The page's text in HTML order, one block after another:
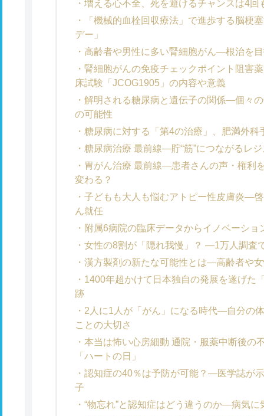
増える心不全、死を避けるチャンスは4
「機械的血栓回収療法」で進歩する脳梗
デー」
高齢者や男性に多い腎細胞がん―根治を
腎細胞がんの免疫チェックポイント阻害
床試験「JCOG1905」の内容や意義
解明される糖尿病と遺伝子の関係―個々
の可能性
糖尿病に対する「第4の治療」、肥満外科
糖尿病治療 最前線―貯“筋”につながるレ
胃がん治療 最前線―患者さんの声・権利
変わる？
子どもも大人も悩むアトピー性皮膚炎―
ん就任
附属6病院の臨床データからイノベーシ
女性の8割が「隠れ我慢」？ ―1万人調査
漢方製剤の新たな可能性とは―高齢者や
1400年超かけて日本独自の発展を遂げた
跡
2人に1人が「がん」になる時代―自分の
ことの大切さ
本当は怖い心房細動 通院・服薬中断後の
「ハートの日」
認知症の40％は予防が可能？―医学誌が
子
“物忘れ”と認知症はどう違うのか―病気に